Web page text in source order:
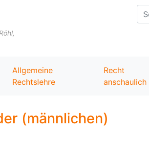
Allgemeine
Rechtslehre
Recht
anschaulich
(männlichen)